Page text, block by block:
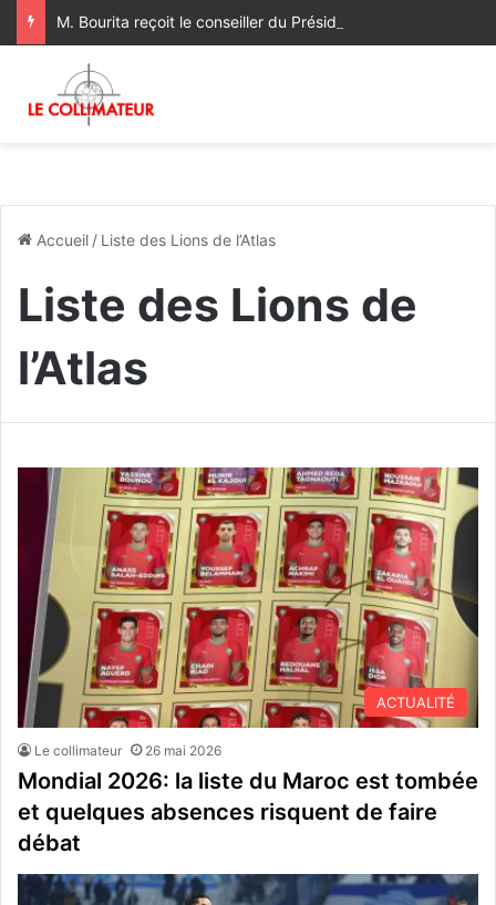
Accueil / Liste des Lions de l’Atlas
Liste des Lions de
l’Atlas
ACTUALITÉ
Le collimateur 26 mai 2026
Mondial 2026: la liste du Maroc est tombée
et quelques absences risquent de faire
débat